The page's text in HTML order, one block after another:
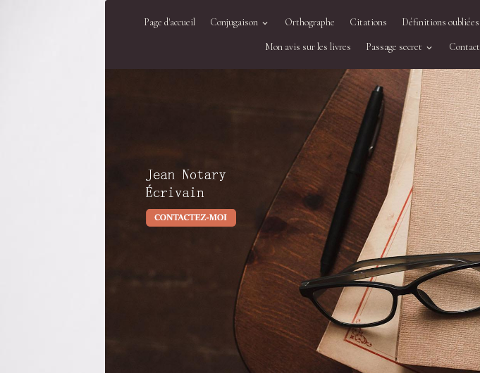
Page d'accueil Conjugaison Orthographe Citations Définitions oubliées
Mon avis sur les livres Passage secret Contact